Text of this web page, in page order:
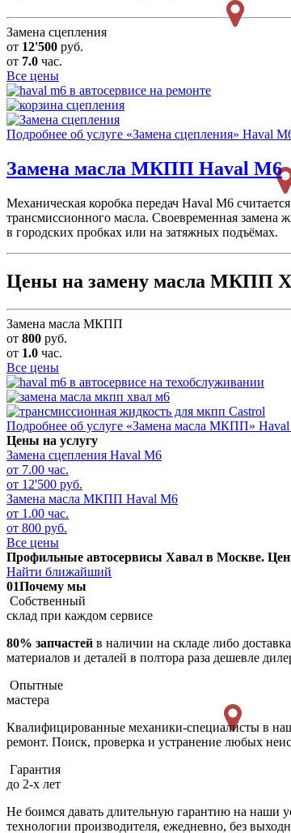
Замена сцепления
от 12'500 руб.
от 7.0 час.
Все цены
Подробнее об услуге «Замена сцепления» Haval
Замена масла МКПП Haval M6
Механическая коробка передач Haval M6
трансмиссионного масла. Своевременная замена
в городских пробках или на затяжных подъёмах.
Цены на замену масла МКПП
Замена масла МКПП
от 800 руб.
от 1.0 час.
Все цены
Подробнее об услуге «Замена масла МКПП»
Цены на услугу
Замена сцепления Haval M6
от 7.00 час.
от 12'500 руб.
Замена масла МКПП Haval M6
от 1.00 час.
от 800 руб.
Все цены
Профильные автосервисы Хавал в Москве.
Найти ближайший
01Почему мы
Собственный
склад при каждом сервисе
80% запчастей в наличии на складе либо
материалов и деталей в полтора раза дешевле
Опытные
мастера
Квалифицированные механики-специалисты в
ремонт. Поиск, проверка и устранение любых
Гарантия
до 2-х лет
Не боимся давать длительную гарантию на наши
технологии производителя, ежедневно, без